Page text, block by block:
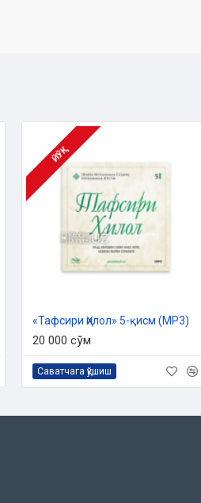
ЙЎҚ
«Тафсири Ҳилол» 5-қисм (MP3)
20 000 сўм
Саватчага қўшиш